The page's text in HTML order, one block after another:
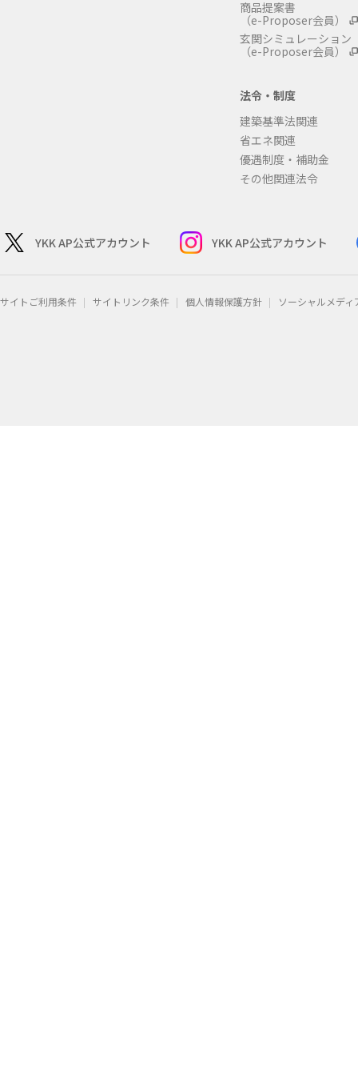
商品提案書
（e-Proposer会員）
玄関シミュレーション
（e-Proposer会員）
法令・制度
建築基準法関連
省エネ関連
優遇制度・補助金
その他関連法令
YKK AP公式アカウント YKK AP公式アカウント
サイトご利用条件 サイトリンク条件 個人情報保護方針 ソーシャルメデ